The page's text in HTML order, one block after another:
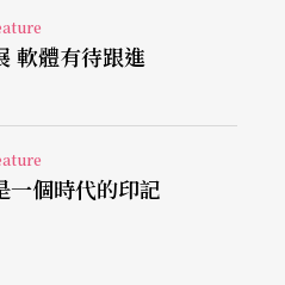
架鋼琴和四個獨唱演員
鋼琴技巧運用最多的作
演葛佛瑞．雷吉歐（Go
三部曲：《機械生活》、
》採用的梵唄、人聲以
絃樂急促反覆，成為電
硬體飛速發展 軟體有待跟進
一個時代的印記